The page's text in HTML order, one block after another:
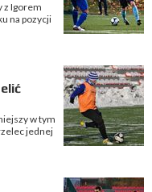
z Igorem
na pozycji
w tym
jednej